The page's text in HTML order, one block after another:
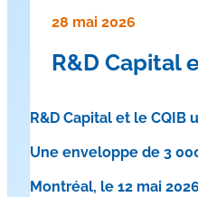
28 mai 2026
R&D Capital
R&D Capital et le
Une enveloppe de 3
Montréal, le 12mai